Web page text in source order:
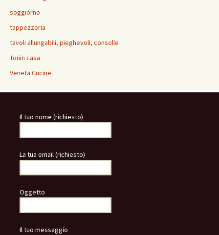
soggiorno
tappezzeria
tavoli allungabili, pieghevoli, consolle
Tonin casa
Veneta Cucine
Il tuo nome (richiesto)
La tua email (richiesto)
Oggetto
Il tuo messaggio